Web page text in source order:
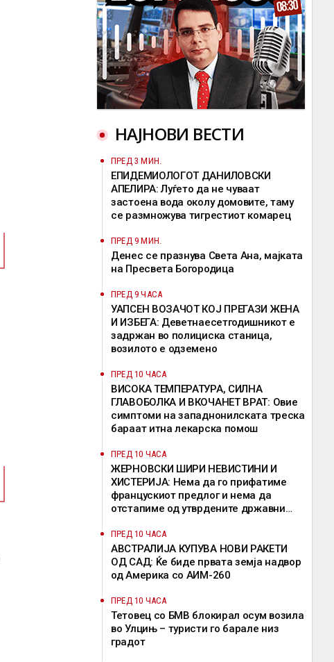
НАЈНОВИ ВЕСТИ
ПРЕД 3 МИН.
EПИДЕМИОЛОГОТ ДАНИЛОВСКИ
АПЕЛИРА: Луѓето да не чуваат
застоена вода околу домовите, таму
се размножува тигрестиот комарец
ПРЕД 9 МИН.
Денес се празнува Света Ана, мајката
на Пресвета Богородица
ПРЕД 9 ЧАСА
УАПСЕН ВОЗАЧОТ КОЈ ПРЕГАЗИ ЖЕНА
И ИЗБЕГА: Деветнаесетгодишникот е
задржан во полициска станица,
возилото е одземено
ПРЕД 10 ЧАСА
ВИСОКА ТЕМПЕРАТУРА, СИЛНА
ГЛАВОБОЛКА И ВКОЧАНЕТ ВРАТ: Овие
симптоми на западнонилската треска
бараат итна лекарска помош
ПРЕД 10 ЧАСА
ЖЕРНОВСКИ ШИРИ НЕВИСТИНИ И
ХИСТЕРИЈА: Нема да го прифатиме
францускиот предлог и нема да
отстапиме од утврдените државни
ПРЕД 10 ЧАСА
АВСТРАЛИЈА КУПУВА НОВИ РАКЕТИ
ОД САД: Ќе биде првата земја надвор
од Америка со АИМ-260
ПРЕД 10 ЧАСА
Тетовец со БМВ блокирал осум возила
во Улцињ – туристи го барале низ
градот